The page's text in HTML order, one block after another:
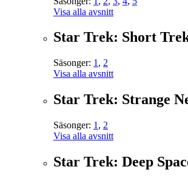
Visa alla avsnitt
Star Trek: Short
Säsonger: 1 , 2
Visa alla avsnitt
Star Trek: Strange
Säsonger: 1 , 2
Visa alla avsnitt
Star Trek: Deep